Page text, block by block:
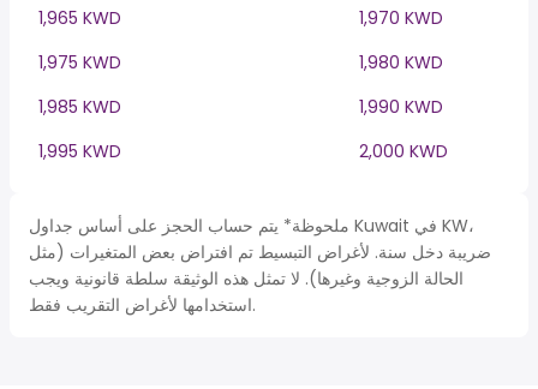
1,965 KWD
1,970 KWD
1,975 KWD
1,980 KWD
1,985 KWD
1,990 KWD
1,995 KWD
2,000 KWD
ملحوظة* يتم حساب الحجز على أساس جداول Kuwait في KW،
ضريبة دخل سنة. لأغراض التبسيط تم افتراض بعض المتغيرات (مثل
الحالة الزوجية وغيرها). لا تمثل هذه الوثيقة سلطة قانونية ويجب
استخدامها لأغراض التقريب فقط.